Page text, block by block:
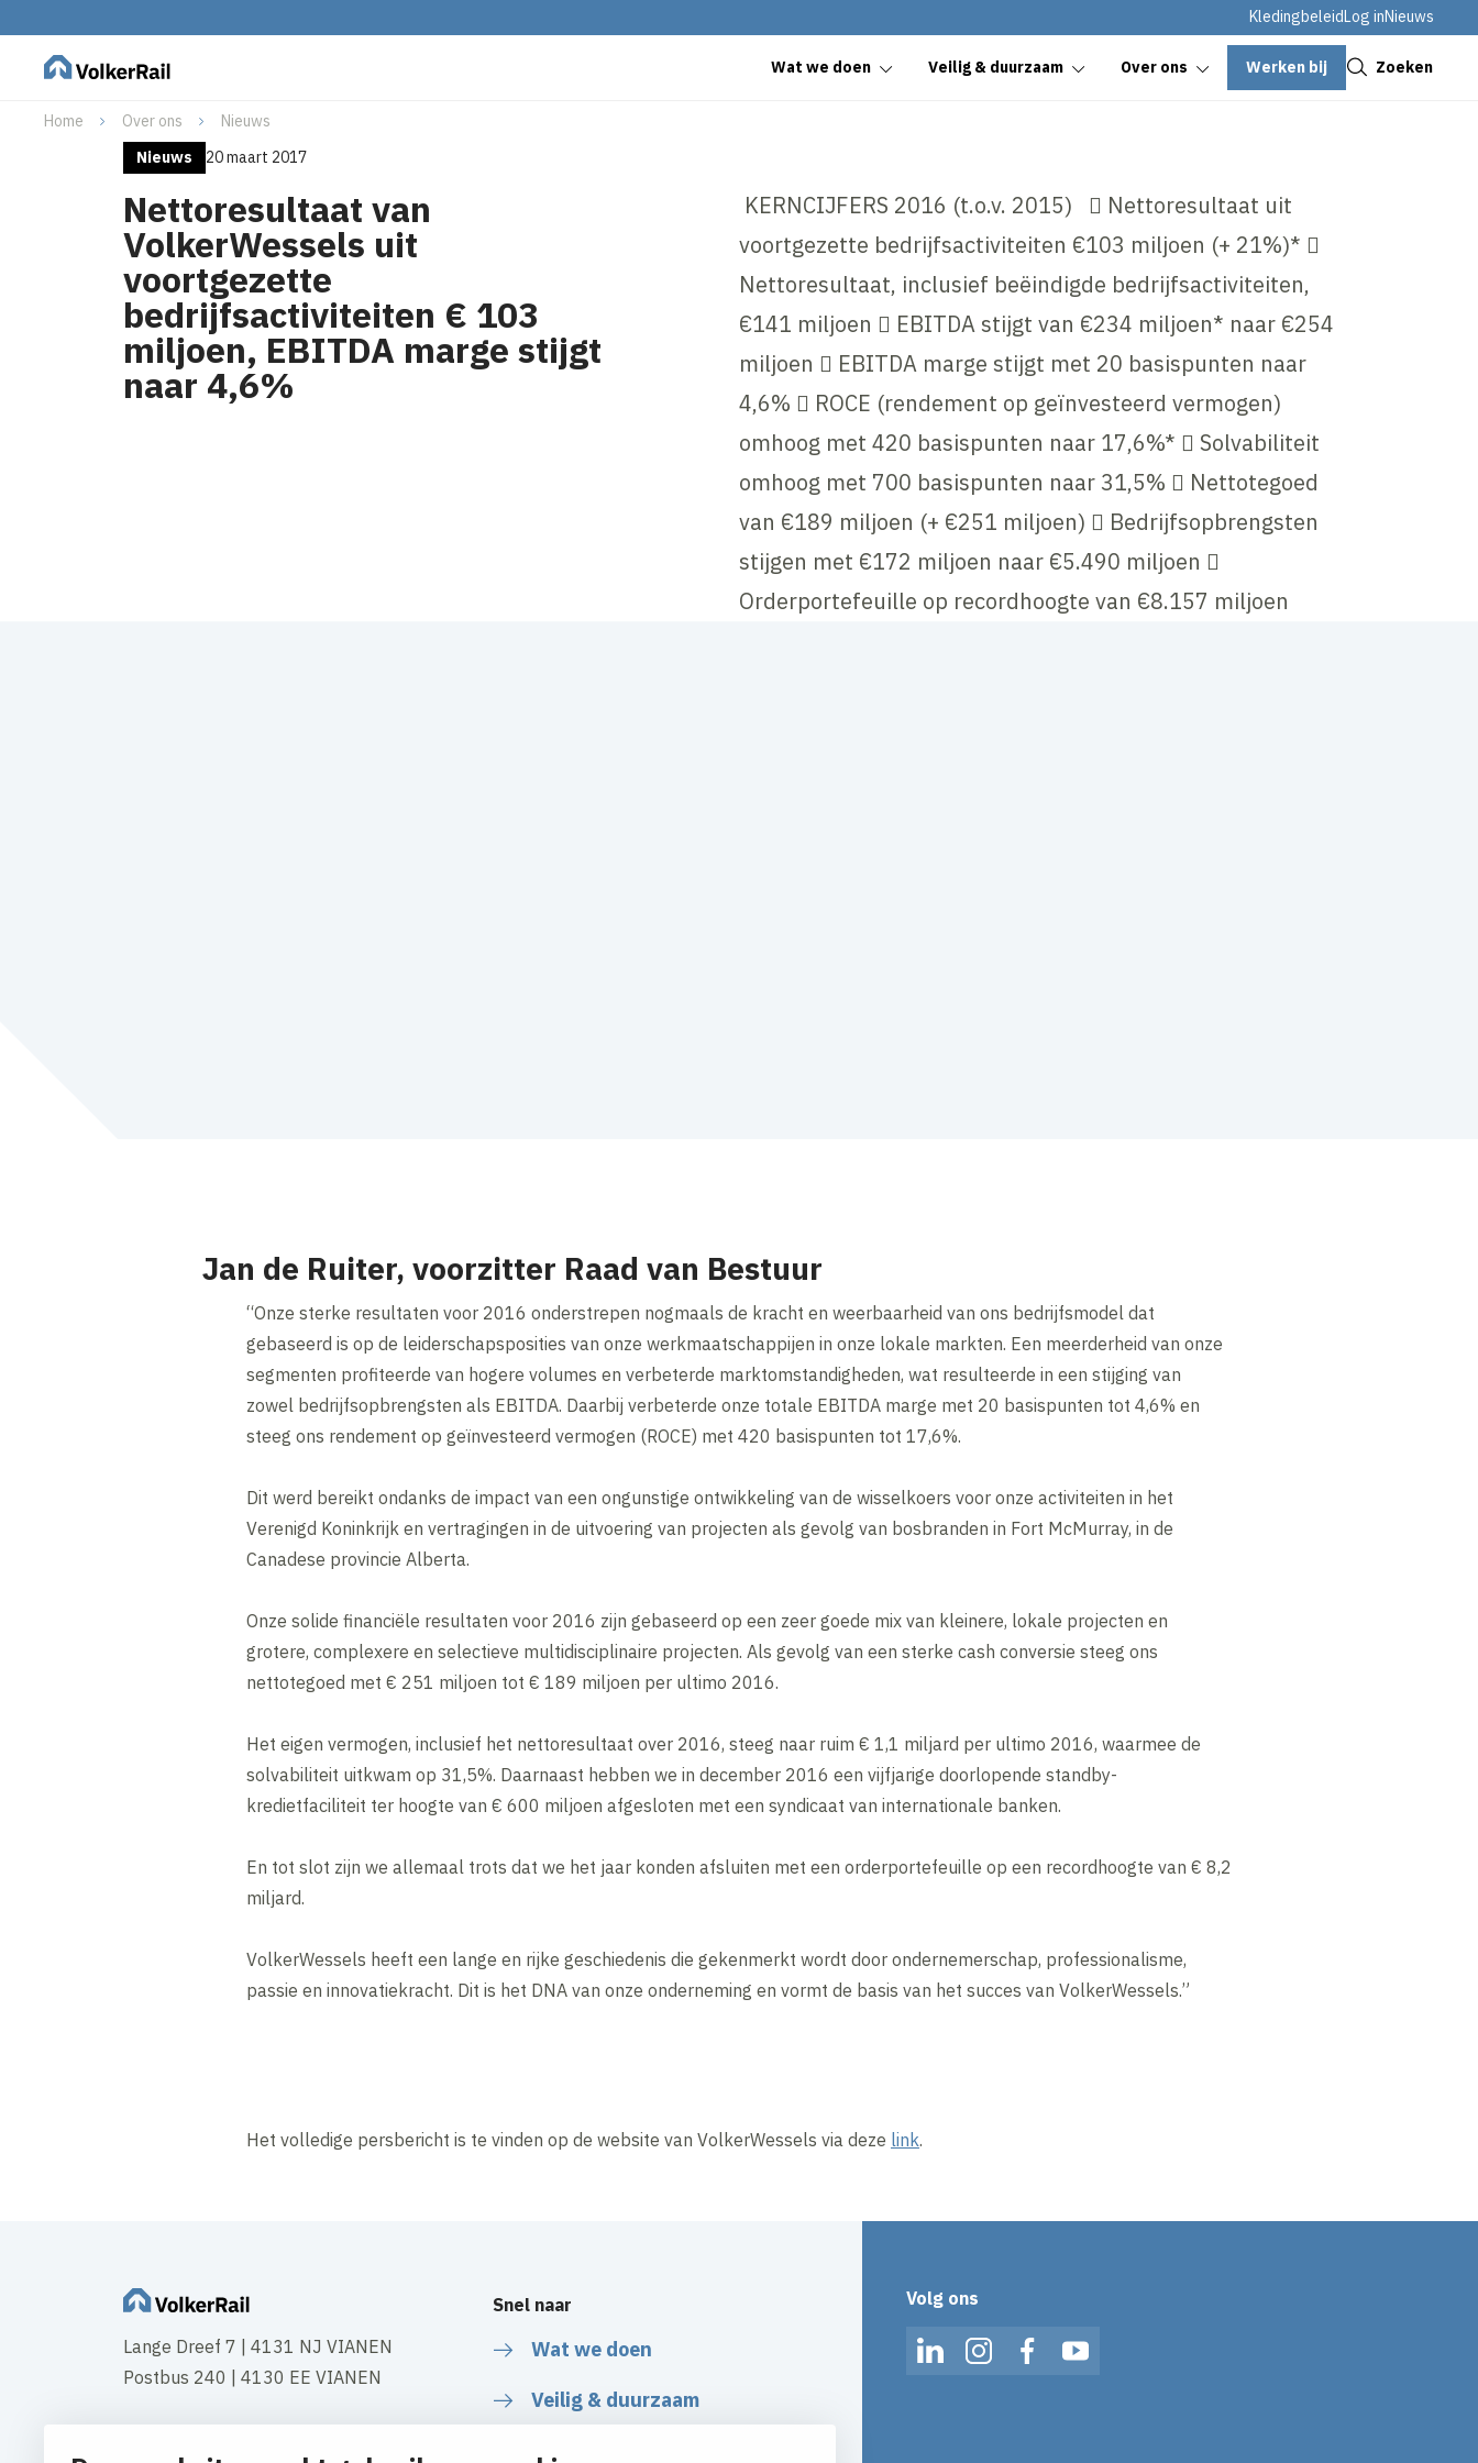
KledingbeleidLog inNieuws
Wat we doen Veilig & duurzaam Over ons Werken bij Zoeken
Home Over ons
Nieuws
Nieuws
20 maart 2017
Nettoresultaat van
VolkerWessels uit
voortgezette
bedrijfsactiviteiten € 103
miljoen, EBITDA marge stijgt
naar 4,6%
KERNCIJFERS 2016 (t.o.v. 2015)  Nettoresultaat uit
voortgezette bedrijfsactiviteiten €103 miljoen (+ 21%)* 
Nettoresultaat, inclusief beëindigde bedrijfsactiviteiten,
€141 miljoen  EBITDA stijgt van €234 miljoen* naar €254
miljoen  EBITDA marge stijgt met 20 basispunten naar
4,6%  ROCE (rendement op geïnvesteerd vermogen)
omhoog met 420 basispunten naar 17,6%*  Solvabiliteit
omhoog met 700 basispunten naar 31,5%  Nettotegoed
van €189 miljoen (+ €251 miljoen)  Bedrijfsopbrengsten
stijgen met €172 miljoen naar €5.490 miljoen 
Orderportefeuille op recordhoogte van €8.157 miljoen
Jan de Ruiter, voorzitter Raad van Bestuur
“Onze sterke resultaten voor 2016 onderstrepen nogmaals de kracht en weerbaarheid van ons bedrijfsmodel dat
gebaseerd is op de leiderschapsposities van onze werkmaatschappijen in onze lokale markten. Een meerderheid van onze
segmenten profiteerde van hogere volumes en verbeterde marktomstandigheden, wat resulteerde in een stijging van
zowel bedrijfsopbrengsten als EBITDA. Daarbij verbeterde onze totale EBITDA marge met 20 basispunten tot 4,6% en
steeg ons rendement op geïnvesteerd vermogen (ROCE) met 420 basispunten tot 17,6%.
Dit werd bereikt ondanks de impact van een ongunstige ontwikkeling van de wisselkoers voor onze activiteiten in het
Verenigd Koninkrijk en vertragingen in de uitvoering van projecten als gevolg van bosbranden in Fort McMurray, in de
Canadese provincie Alberta.
Onze solide financiële resultaten voor 2016 zijn gebaseerd op een zeer goede mix van kleinere, lokale projecten en
grotere, complexere en selectieve multidisciplinaire projecten. Als gevolg van een sterke cash conversie steeg ons
nettotegoed met € 251 miljoen tot € 189 miljoen per ultimo 2016.
Het eigen vermogen, inclusief het nettoresultaat over 2016, steeg naar ruim € 1,1 miljard per ultimo 2016, waarmee de
solvabiliteit uitkwam op 31,5%. Daarnaast hebben we in december 2016 een vijfjarige doorlopende standby-
kredietfaciliteit ter hoogte van € 600 miljoen afgesloten met een syndicaat van internationale banken.
En tot slot zijn we allemaal trots dat we het jaar konden afsluiten met een orderportefeuille op een recordhoogte van € 8,2
miljard.
VolkerWessels heeft een lange en rijke geschiedenis die gekenmerkt wordt door ondernemerschap, professionalisme,
passie en innovatiekracht. Dit is het DNA van onze onderneming en vormt de basis van het succes van VolkerWessels.”
Het volledige persbericht is te vinden op de website van VolkerWessels via deze link.
Lange Dreef 7 | 4131 NJ VIANEN
Postbus 240 | 4130 EE VIANEN
Snel naar
Wat we doen
Veilig & duurzaam
Volg ons
LinkedInInstagramFacebookYouTube
Sluiten